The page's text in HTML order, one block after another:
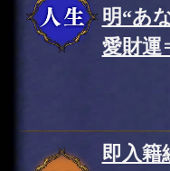
明“あ
愛財
即入籍